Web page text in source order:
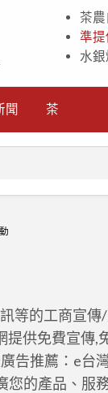
茶
準提
水
聞 茶
等的工商宣
供免費宣傳,
告推薦：e台
的產品、服